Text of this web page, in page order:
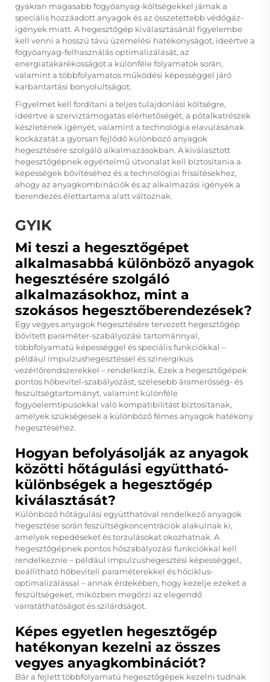
gyakran magasabb fogyóanyag-költségekkel járnak a
speciális hozzáadott anyagok és az összetettebb védőgáz-
igények miatt. A hegesztőgép kiválasztásánál figyelembe
kell venni a hosszú távú üzemelési hatékonyságot, ideértve a
fogyóanyag-felhasználás optimalizálását, az
energiatakarékosságot a különféle folyamatok során,
valamint a többfolyamatos működési képességgel járó
karbantartási bonyolultságot.
Figyelmet kell fordítani a teljes tulajdonlási költségre,
ideértve a szerviztámogatás elérhetőségét, a pótalkatrészek
készletének igényét, valamint a technológia elavulásának
kockázatát a gyorsan fejlődő különböző anyagok
hegesztésére szolgáló alkalmazásokban. A kiválasztott
hegesztőgépnek egyértelmű útvonalat kell biztosítania a
képességek bővítéséhez és a technológiai frissítésekhez,
ahogy az anyagkombinációk és az alkalmazási igények a
berendezés élettartama alatt változnak.
GYIK
Mi teszi a hegesztőgépet
alkalmasabbá különböző anyagok
hegesztésére szolgáló
alkalmazásokhoz, mint a
szokásos hegesztőberendezések?
Egy vegyes anyagok hegesztésére tervezett hegesztőgép
bővített paraméter-szabályozási tartománnyal,
többfolyamatú képességgel és speciális funkciókkal –
például impulzushegesztéssel és szinergikus
vezérlőrendszerekkel – rendelkezik. Ezek a hegesztőgépek
pontos hőbevitel-szabályozást, szélesebb áramerősség- és
feszültségtartományt, valamint különféle
fogyóelemtípusokkal való kompatibilitást biztosítanak,
amelyek szükségesek a különböző fémes anyagok hatékony
hegesztéséhez.
Hogyan befolyásolják az anyagok
közötti hőtágulási együttható-
különbségek a hegesztőgép
kiválasztását?
Különböző hőtágulási együtthatóval rendelkező anyagok
hegesztése során feszültségkoncentrációk alakulnak ki,
amelyek repedéseket és torzulásokat okozhatnak. A
hegesztőgépnek pontos hőszabályozási funkciókkal kell
rendelkeznie – például impulzushegesztési képességgel,
beállítható hőbeviteli paraméterekkel és hőciklus-
optimalizálással – annak érdekében, hogy kezelje ezeket a
feszültségeket, miközben megőrzi az elegendő
varratáthatóságot és szilárdságot.
Képes egyetlen hegesztőgép
hatékonyan kezelni az összes
vegyes anyagkombinációt?
Bár a fejlett többfolyamatú hegesztőgépek kezelni tudnak